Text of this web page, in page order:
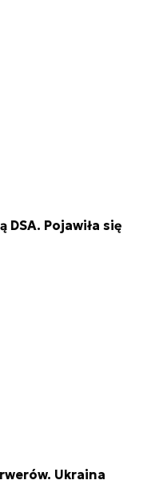
DSA. Pojawiła się
Ukraina